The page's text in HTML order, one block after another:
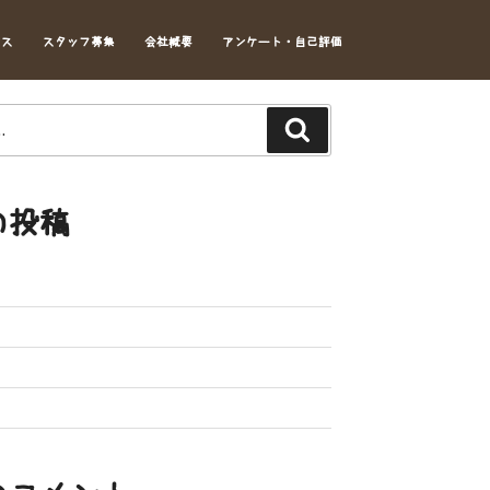
スタッフ募集 会社概要 アンケート・自己評価
投稿